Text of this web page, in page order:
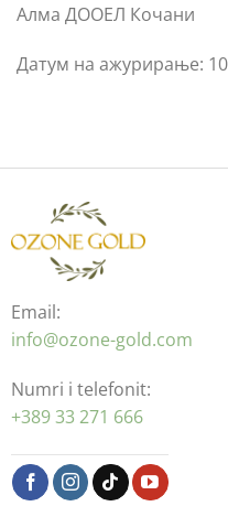
Алма ДООЕЛ Кочани
Датум на ажурирање:
Email:
info@ozone-gold.com
Numri i telefonit:
+389 33 271 666